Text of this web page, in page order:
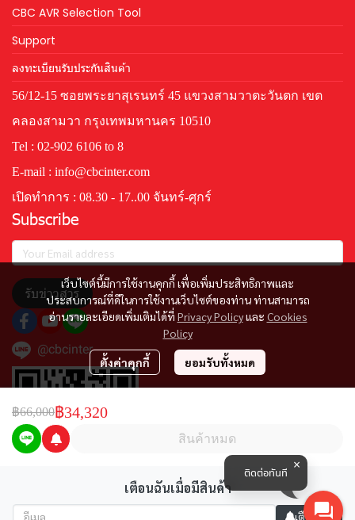
฿66,000฿34,320
สินค้าหมด
เตือนฉันเมื่อมีสินค้า
เตือนฉัน
เว็บไซต์นี้มีการใช้งานคุกกี้ เพื่อเพิ่มประสิทธิภาพและ
ประสบการณ์ที่ดีในการใช้งานเว็บไซต์ของท่าน ท่านสามารถ
อ่านรายละเอียดเพิ่มเติมได้ที่ Privacy Policyและ Cookies
Policy
ตั้งค่าคุกกี้ ยอมรับทั้งหมด
CBC AVR Selection Tool
Support
ลงทะเบียนรับประกันสินค้า
56/12-15 ซอยพระยาสุเรนทร์ 45 แขวงสามวาตะวันตก เขต
คลองสามวา กรุงเทพมหานคร 10510
Tel : 02-902 6106 to 8
E-mail : info@cbcinter.com
เปิดทำการ : 08.30 - 17..00 จันทร์-ศุกร์
Subscribe
รับข่าวสาร
@cbcinter
ติดต่อทันที